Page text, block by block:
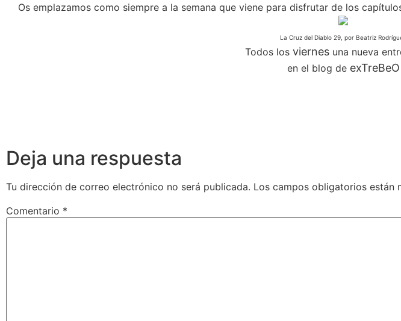
Os emplazamos como siempre a la semana que viene para disfrutar de los
La Cruz del Diablo 29, por Beatriz
Todos los viernes una nueva
en el blog de exTreBeO
Deja una respuesta
Tu dirección de correo electrónico no será publicada. Los campos obligatorios están
Comentario *